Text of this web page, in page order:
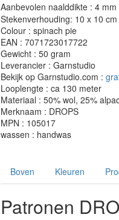
Aanbevolen naalddikte : 4 mm
Stekenverhouding: 10 x 10
Colour : spinach pie
EAN : 7071723017722
Gewicht : 50 gram
Leverancier : Garnstudio
Bekijk op Garnstudio.com :
Looplengte : ca 130 meter
Materiaal : 50% wol, 25%
Merknaam : DROPS
MPN : 105017
wassen : handwas
Boven Kleuren
Patronen